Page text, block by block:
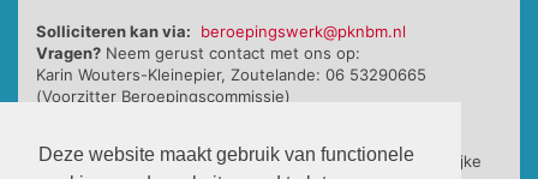
Deze website maakt gebruik van functionele
Solliciteren kan via:
beroepingswerk@pknbm.nl
Vragen? Neem gerust contact met ons op:
Karin Wouters-Kleinepier, Zoutelande: 06 53290665
(Voorzitter Beroepingscommissie)
Biggekerke/Meliskerke waar alles rondom het gezamenlijke